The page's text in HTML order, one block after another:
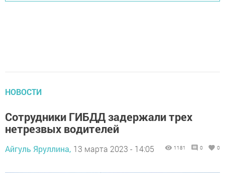
НОВОСТИ
Сотрудники ГИБДД задержали трех
нетрезвых водителей
Айгуль Яруллина, 13 марта 2023 - 14:05 1181 0 0